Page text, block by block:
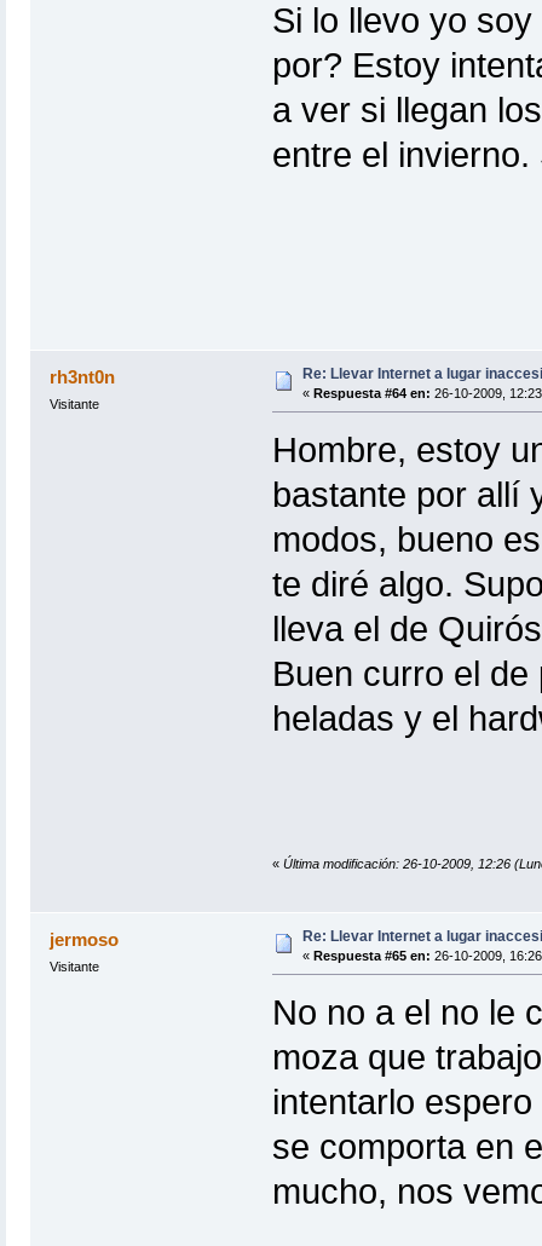
Si lo llevo yo
por? Estoy
a ver si llegan
entre el
rh3nt0n
Visitante
Re: Llevar Internet a lugar
« Respuesta #64 en: 26-10-2009,
Hombre, estoy
bastante por allí
modos, bueno
te diré algo.
lleva el de
Buen curro el
heladas y el
« Última modificación: 26-10-2009, 12:26
jermoso
Visitante
Re: Llevar Internet a lugar
« Respuesta #65 en: 26-10-2009,
No no a el no le
moza que
intentarlo
se comporta en
mucho, nos